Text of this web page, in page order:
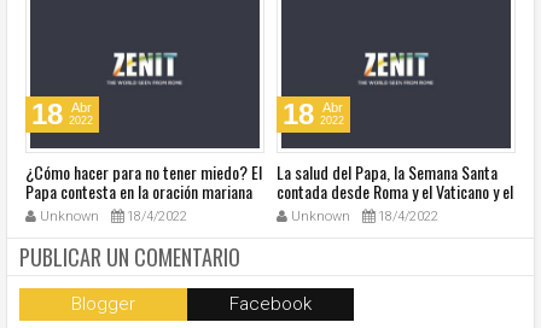
18 Abr
2022
¿Cómo hacer para no tener miedo? El
Papa contesta en la oración mariana
de este lunes en la Plaza de San
Pedro
Unknown 18/4/2022
18 Abr
2022
La salud del Papa, la Semana Santa
contada desde Roma y el Vaticano y el
resumen de noticias en audio
Unknown 18/4/2022
PUBLICAR UN COMENTARIO
Blogger Facebook